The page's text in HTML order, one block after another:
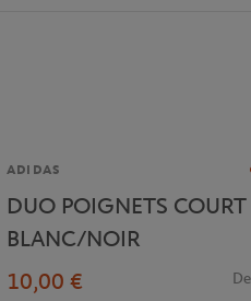
Marque
ADIDAS
DUO POIGNETS COURT
BLANC/NOIR
10,00 €